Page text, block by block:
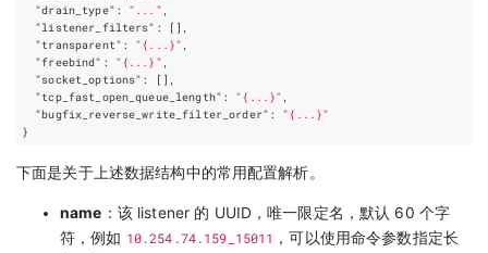
"drain_type" : "..."
"listener_filters" :
[],
"transparent" : "{...}"
"freebind" : "{...}"
"socket_options" :
[],
"tcp_fast_open_queue_length" : "{...}"
"bugfix_reverse_write_filter_order" :
"{...}"
}
下面是关于上述数据结构中的常用配置解析。
name ：该 listener 的 UUID，唯一限定名，默认 60 个字
符，例如 10.254.74.159_15011 ，可以使用命令参数指定长